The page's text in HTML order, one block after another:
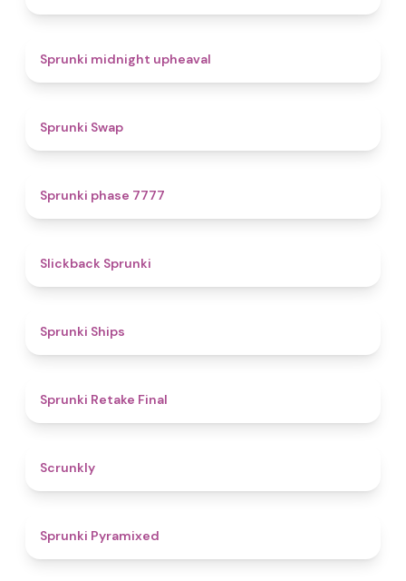
Sprunki midnight upheaval
Sprunki Swap
Sprunki phase 7777
Slickback Sprunki
Sprunki Ships
Sprunki Retake Final
Scrunkly
Sprunki Pyramixed